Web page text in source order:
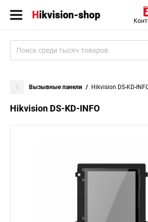
Вызывные панели Hikvision DS-KD-
Hikvision DS-KD-INFO